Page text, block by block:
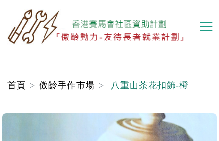
主
內
首頁 傲齡手作市場 八重山茶花扣飾-橙